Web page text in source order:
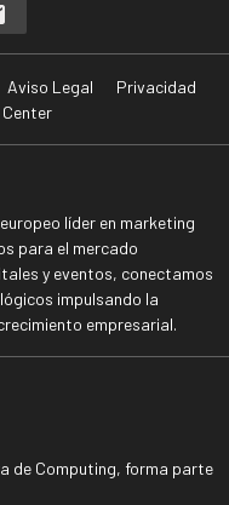
Aviso Legal
Privacidad
líder en marketing
para el mercado
y eventos, conectamos
impulsando la
empresarial.
de Computing, forma parte